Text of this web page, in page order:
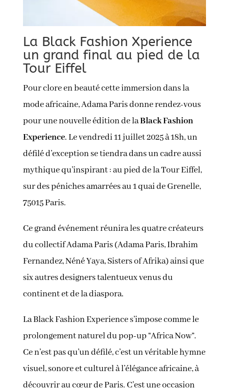
La Black Fashion Xperience
un grand final au pied de la
Tour Eiffel
Pour clore en beauté cette immersion dans la
mode africaine, Adama Paris donne rendez-vous
pour une nouvelle édition de laBlack Fashion
Experience. Le vendredi 11 juillet 2025 à 18h, un
défilé d’exception se tiendra dans un cadre aussi
mythique qu’inspirant : au pied de la Tour Eiffel,
sur des péniches amarrées au 1 quai de Grenelle,
75015 Paris.
Ce grand événement réunira les quatre créateurs
du collectif Adama Paris (Adama Paris, Ibrahim
Fernandez, Néné Yaya, Sisters of Afrika) ainsi que
six autres designers talentueux venus du
continent et de la diaspora.
La Black Fashion Experience s’impose comme le
prolongement naturel du pop-up “Africa Now”.
Ce n’est pas qu’un défilé, c’est un véritable hymne
visuel, sonore et culturel à l’élégance africaine, à
découvrir au cœur de Paris. C’est une occasion